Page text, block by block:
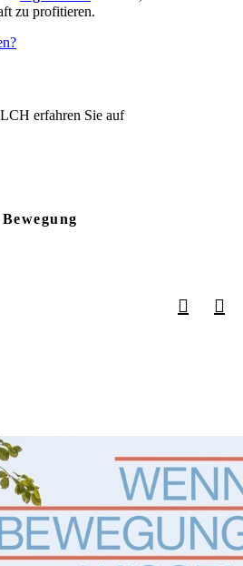
zu profitieren.
erfahren Sie auf
Bewegung